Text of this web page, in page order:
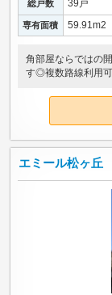
総戸数 39戸
専有面積 59.91m2
角部屋ならではの
す◎複数路線利用可
エミール松ヶ丘